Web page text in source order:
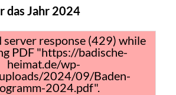
das Jahr 2024
server response (429) while
PDF "https://badische-
heimat.de/wp-
2024/09/Baden-
2024.pdf".